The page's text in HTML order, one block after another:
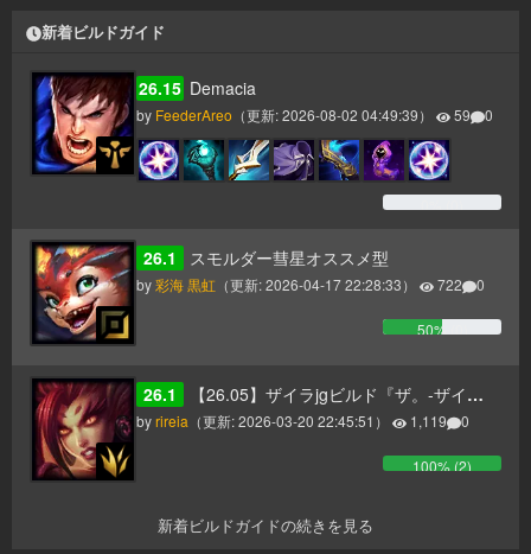
新着ビルドガイド
26.15 Demacia
by FeederAreo （更新:2026-08-02 04:49:39） 59 0
26.1 スモルダー彗星オススメ型
by彩海 黒虹 （更新:2026-04-17 22:28:33） 722 0
50% (
26.1 【26.05】ザイラjgビルド『ザ。-ザイラのホライゾンフォーカスについて-』
byrireia （更新:2026-03-20 22:45:51 ） 1,119 0
100% (2)
新着ビルドガイドの続きを見る